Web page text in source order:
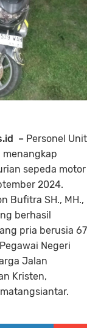
– Personel Unit
menangkap
sepeda motor
2024.
Bufitra SH., MH.,
berhasil
pria berusia 67
Negeri
Jalan
Kristen,